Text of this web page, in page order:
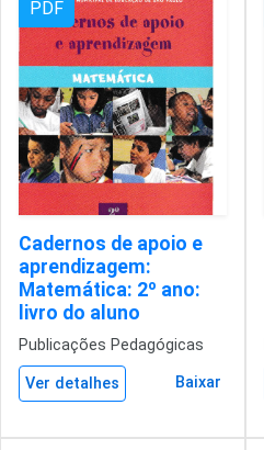
PDF
Cadernos de apoio e
aprendizagem:
Matemática: 2º ano:
livro do aluno
Publicações Pedagógicas
Ver detalhes Baixar